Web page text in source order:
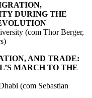
DURING THE
(com Thor Berger,
AND TRADE:
MARCH TO THE
(com Sebastian